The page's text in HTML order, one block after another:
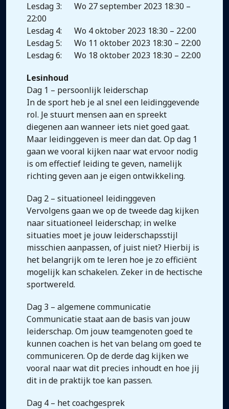
Lesdag 3: Wo 27 september 2023 18:30 –
22:00
Lesdag 4: Wo 4 oktober 2023 18:30 – 22:00
Lesdag 5: Wo 11 oktober 2023 18:30 – 22:00
Lesdag 6: Wo 18 oktober 2023 18:30 – 22:00
Lesinhoud
Dag 1 – persoonlijk leiderschap
In de sport heb je al snel een leidinggevende
rol. Je stuurt mensen aan en spreekt
diegenen aan wanneer iets niet goed gaat.
Maar leidinggeven is meer dan dat. Op dag 1
gaan we vooral kijken naar wat ervoor nodig
is om effectief leiding te geven, namelijk
richting geven aan je eigen ontwikkeling.
Dag 2 – situationeel leidinggeven
Vervolgens gaan we op de tweede dag kijken
naar situationeel leiderschap; in welke
situaties moet je jouw leiderschapsstijl
misschien aanpassen, of juist niet? Hierbij is
het belangrijk om te leren hoe je zo efficiënt
mogelijk kan schakelen. Zeker in de hectische
sportwereld.
Dag 3 – algemene communicatie
Communicatie staat aan de basis van jouw
leiderschap. Om jouw teamgenoten goed te
kunnen coachen is het van belang om goed te
communiceren. Op de derde dag kijken we
vooral naar wat dit precies inhoudt en hoe jij
dit in de praktijk toe kan passen.
Dag 4 – het coachgesprek